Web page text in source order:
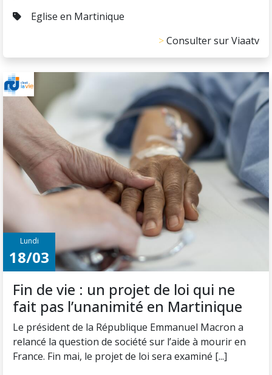
Eglise en Martinique
Consulter sur Viaatv
Lundi
18/03
Fin de vie : un projet de loi qui ne
fait pas l’unanimité en Martinique
Le président de la République Emmanuel Macron a
relancé la question de société sur l’aide à mourir en
France. Fin mai, le projet de loi sera examiné [...]